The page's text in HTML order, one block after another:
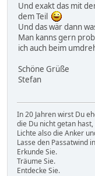
Und exakt das mit
dem Teil
Und das wär dann
Man kanns gern
ich auch beim
Schöne Grüße
Stefan
In 20 Jahren wirst Du
die Du nicht getan
Lichte also die Anker
Lasse den Passatwind
Erkunde Sie.
Träume Sie.
Entdecke Sie.